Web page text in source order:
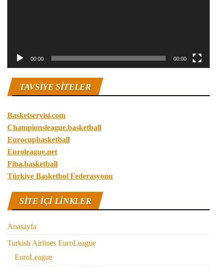
00:00 00:00
TAVSIYE SITELER
Basketservisi.com
Championsleague.basketball
Eurocupbasketball
Euroleague.net
Fiba.basketball
Türkiye Basketbol Federasyonu
SITE IÇI LINKLER
Anasayfa
Turkish Airlines EuroLeague
EuroLeague